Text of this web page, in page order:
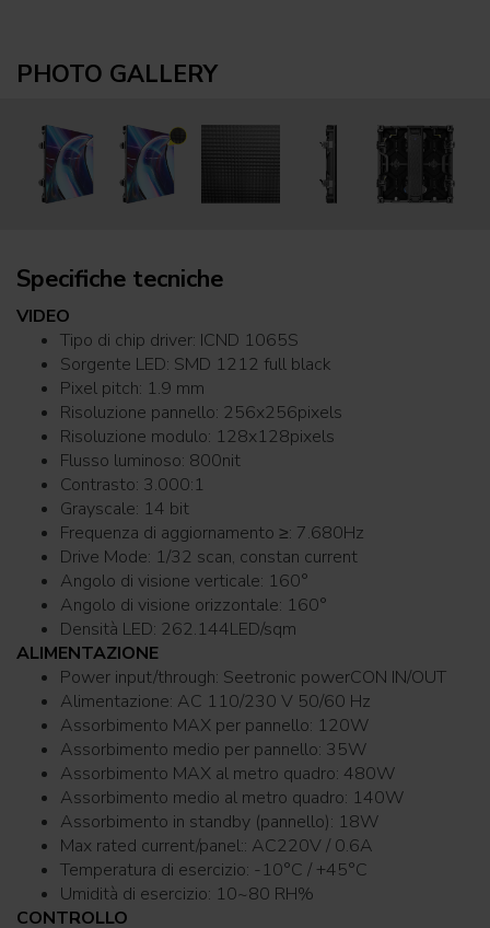
PHOTO GALLERY
Specifiche tecniche
VIDEO
Tipo di chip driver: ICND 1065S
Sorgente LED: SMD 1212 full black
Pixel pitch: 1.9 mm
Risoluzione pannello: 256x256pixels
Risoluzione modulo: 128x128pixels
Flusso luminoso: 800nit
Contrasto: 3.000:1
Grayscale: 14 bit
Frequenza di aggiornamento ≥: 7.680Hz
Drive Mode: 1/32 scan, constan current
Angolo di visione verticale: 160°
Angolo di visione orizzontale: 160°
Densità LED: 262.144LED/sqm
ALIMENTAZIONE
Power input/through: Seetronic powerCON IN/OUT
Alimentazione: AC 110/230 V 50/60 Hz
Assorbimento MAX per pannello: 120W
Assorbimento medio per pannello: 35W
Assorbimento MAX al metro quadro: 480W
Assorbimento medio al metro quadro: 140W
Assorbimento in standby (pannello): 18W
Max rated current/panel:: AC220V / 0.6A
Temperatura di esercizio: -10°C / +45°C
Umidità di esercizio: 10~80 RH%
CONTROLLO